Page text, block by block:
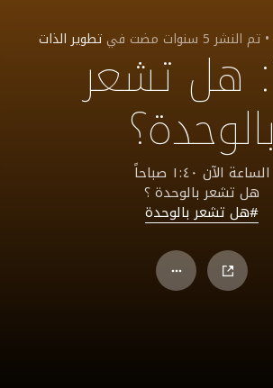
• تم النشر5 سنوات مضت فيتطوير الذات٣٩: هل تشعر
بالوحدة؟
الساعة الآن ١:٤٠ صباحاً
هل تشعر بالوحدة ؟
#هل تشعر بالوحدة